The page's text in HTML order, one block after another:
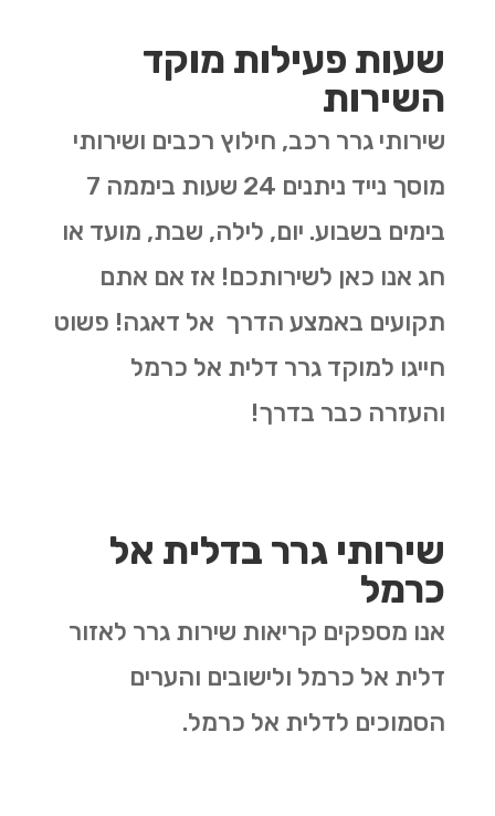
שעות פעילות מוקד
השירות
שירותי גרר רכב, חילוץ רכבים ושירותי
מוסך נייד ניתנים 24 שעות ביממה 7
בימים בשבוע. יום, לילה, שבת, מועד או
חג אנו כאן לשירותכם! אז אם אתם
תקועים באמצע הדרך אל דאגה! פשוט
חייגו למוקד גרר דלית אל כרמל
והעזרה כבר בדרך!
שירותי גרר בדלית אל
כרמל
אנו מספקים קריאות שירות גרר לאזור
דלית אל כרמל ולישובים והערים
הסמוכים לדלית אל כרמל.